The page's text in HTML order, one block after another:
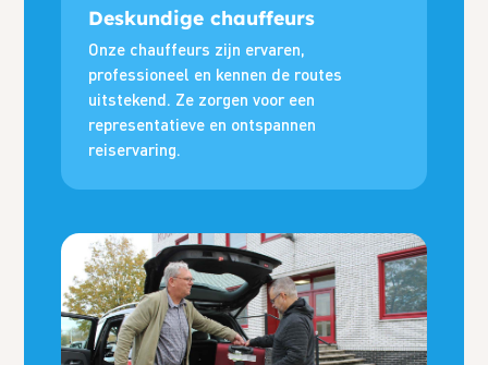
Deskundige chauffeurs
Onze chauffeurs zijn ervaren,
professioneel en kennen de routes
uitstekend. Ze zorgen voor een
representatieve en ontspannen
reiservaring.